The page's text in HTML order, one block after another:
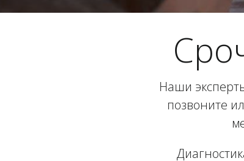
Наши
позвоните